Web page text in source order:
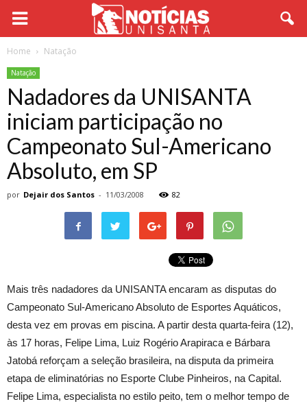
Home Natação
Natação
Nadadores da UNISANTA
iniciam participação no
Campeonato Sul-Americano
Absoluto, em SP
por Dejair dos Santos - 11/03/2008 82
Mais três nadadores da UNISANTA encaram as disputas do
Campeonato Sul-Americano Absoluto de Esportes Aquáticos,
desta vez em provas em piscina. A partir desta quarta-feira (12),
às 17 horas, Felipe Lima, Luiz Rogério Arapiraca e Bárbara
Jatobá reforçam a seleção brasileira, na disputa da primeira
etapa de eliminatórias no Esporte Clube Pinheiros, na Capital.
Felipe Lima, especialista no estilo peito, tem o melhor tempo de